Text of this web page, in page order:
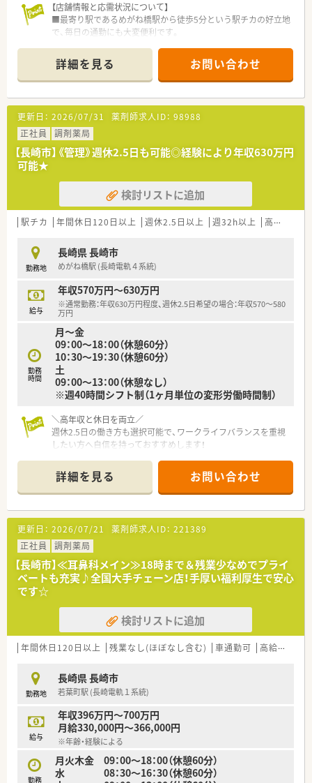
【店舗情報と応需状況について】
■最寄り駅であるめがね橋駅から徒歩5分という駅チカの好立地
で、毎日の通勤にも大変便利です。
数は平均25枚程度となっています。
■在宅は個人宅3件と施設1件ございますが、施設は配達のみで
業務負担少なめです。
【法人特徴について】
■宮崎県を中心に福岡・長崎・島根・大阪に24店舗の調剤薬局を
チェーン展開している法人です。
■「医薬品総合企業」をビジョンに掲げ、ボランタリーチェーン
の運営などで業界全体の成長を支援しています。
われず働きやすい環境が特徴です。
■退職金制度はもちろん、財形貯蓄や401k確定拠出年金制度な
ど、手厚い福利厚生が整っています。
■平日の営業時間は17時30分までとなっており、終業後のプラ
イベートな時間も大切にできます。
■始業前の準備にかかる10分間も残業代として支給するなど、
労務管理が徹底されたクリーンな職場です。
■本人の希望を第一に考えており、都道府県をまたぐような転居
を伴う異動は原則として発生しません。
詳細を見る お問い合わせ
更新日： 2026/07/31 薬剤師求人ID： 98988
正社員
調剤薬局
【長崎市】《管理》週休2.5日も可能◎経験により年収630万円
可能★
検討リストに追加
駅チカ 年間休日120日以上 週休2.5日以上 週32h以上 高給与(600万円以上)
勤務地
長崎県 長崎市
めがね橋駅 (長崎電軌４系統)
給与
年収570万円～630万円
※通常勤務：年収630万円程度、週休2.5日希望の場合：年収570～580
万円
勤務
時間
月～金
09：00～18：00（休憩60分）
10：30～19：30（休憩60分）
土
09：00～13：00（休憩なし）
※週40時間シフト制（1ヶ月単位の変形労働時間制）
＼高年収と休日を両立／
週休2.5日の働き方も選択可能で、ワークライフバランスを重視
したい方へ自信を持っておすすめします！
【店舗情報と応需状況について】
■めがね橋駅から徒歩3分の好立地でアクセス抜群です。
■透析処方が7割を占め1日20〜30枚に応需します。
■薬剤師は正社員1名とパート2名体制で稼働中です。
【募集背景と求める人物像について】
■現管理薬剤師の世代交代を見据えた増員募集となります。
■調剤業務の経験を活かしてステップアップを目指せます。
■将来的に店舗運営へ関わりたい意欲的な方に最適です。
■長崎県と福岡県を中心に調剤薬局を展開する企業です。
■代表が薬剤師のため現場への理解が深く安心できます。
■経営基盤が安定しており福岡エリアで新規開局予定です。
■希望に応じた働き方で年収570〜630万円可能です。
■週休2.5日シフトの相談も可能で柔軟に働けます。
■正社員として長期的にキャリアを築ける募集条件です。
詳細を見る お問い合わせ
更新日： 2026/07/21 薬剤師求人ID： 221389
正社員
調剤薬局
【長崎市】≪耳鼻科メイン≫18時まで＆残業少なめでプライ
ベートも充実♪全国大手チェーン店！手厚い福利厚生で安心
です☆
検討リストに追加
年間休日120日以上 残業なし(ほぼなし含む) 車通勤可 高給与(600万円以上)
勤務地
長崎県 長崎市
若葉町駅 (長崎電軌１系統)
給与
年収396万円～700万円
月給330,000円～366,000円
※年齢・経験による
勤務
月火木金 09：00～18：00（休憩60分）
水 08：30～16：30（休憩60分）